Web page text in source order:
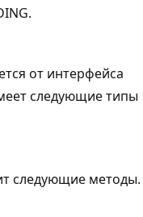
от интерфейса
следующие типы
следующие методы.